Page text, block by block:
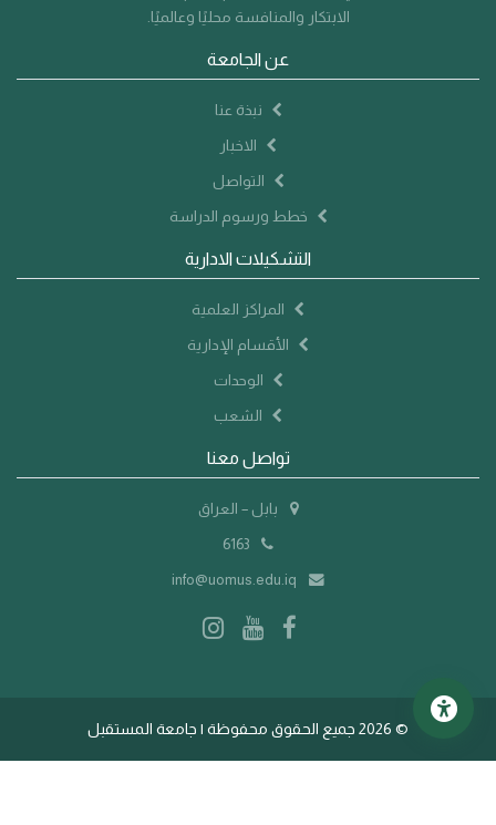
الابتكار والمنافسة محليًا وعالميًا.
عن الجامعة
نبذة عنا
الاخبار
التواصل
خطط ورسوم الدراسة
التشكيلات الادارية
المراكز العلمية
الأقسام الإدارية
الوحدات
الشعب
تواصل معنا
بابل – العراق
info@uomus.edu.iq
© 2026 جميع الحقوق محفوظة | جامعة المستقبل